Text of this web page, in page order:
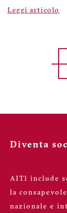
Leggi articolo
Diventa
AITI include
la
nazionale e